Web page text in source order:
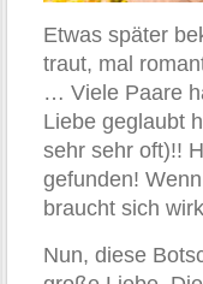
Etwas später
traut, mal
… Viele Paare
Liebe geglaubt
sehr sehr oft)!!
gefunden!
braucht sich
Nun, diese